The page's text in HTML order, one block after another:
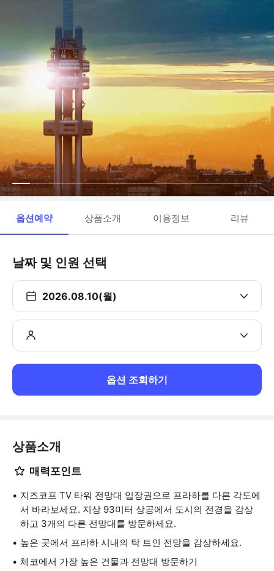
옵션예약 상품소개 이용정보 리뷰
날짜 및 인원 선택
2026.08.10(월)
옵션 조회하기
상품소개
매력포인트
지즈코프 TV 타워 전망대 입장권으로 프라하를 다른 각도에
서 바라보세요. 지상 93미터 상공에서 도시의 전경을 감상
하고 3개의 다른 전망대를 방문하세요.
높은 곳에서 프라하 시내의 탁 트인 전망을 감상하세요.
체코에서 가장 높은 건물과 전망대 방문하기